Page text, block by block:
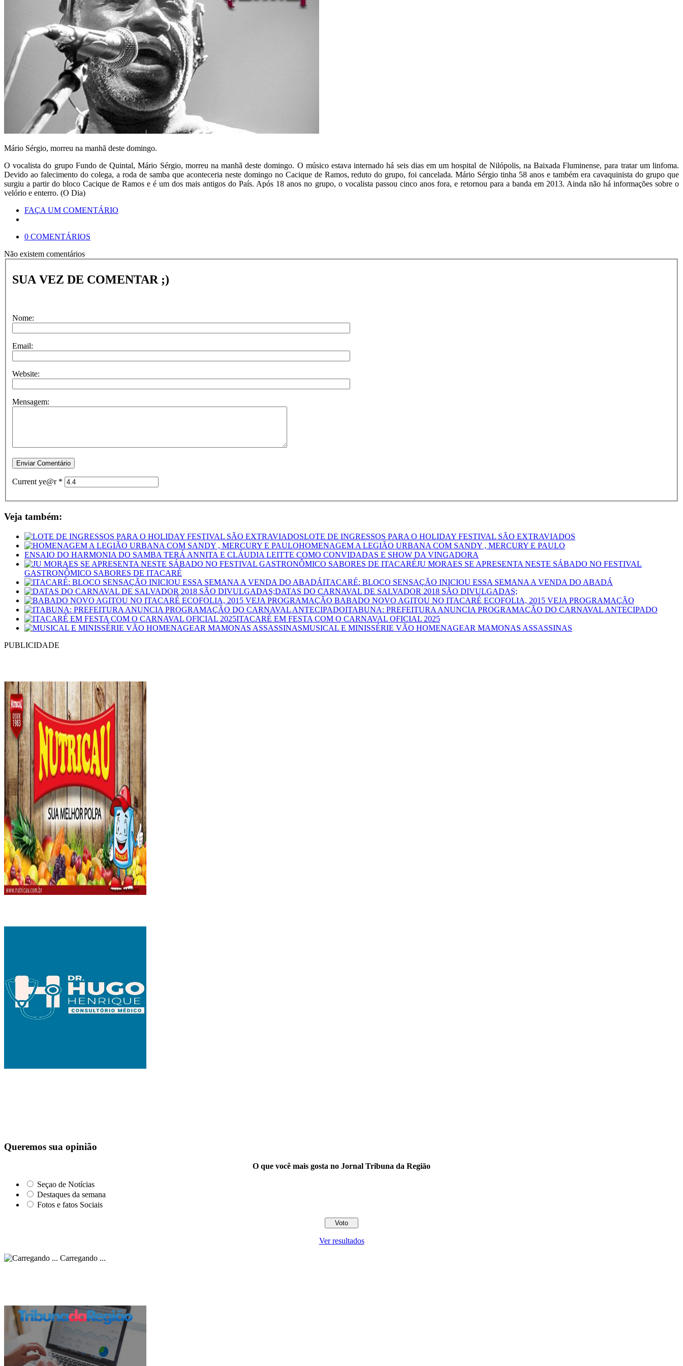
Mário Sérgio, morreu na manhã deste domingo.
O vocalista do grupo Fundo de Quintal, Mário Sérgio, morreu na manhã deste domingo. O músico estava internado há seis dias em um hospital de Nilópolis, na Baixada Fluminense, para tratar um linfoma.
Devido ao falecimento do colega, a roda de samba que aconteceria neste domingo no Cacique de Ramos, reduto do grupo, foi cancelada. Mário Sérgio tinha 58 anos e também era cavaquinista do grupo que
surgiu a partir do bloco Cacique de Ramos e é um dos mais antigos do País. Após 18 anos no grupo, o vocalista passou cinco anos fora, e retornou para a banda em 2013. Ainda não há informações sobre o
velório e enterro. (O Dia)
FAÇA UM COMENTÁRIO
0 COMENTÁRIOS
Não existem comentários
SUA VEZ DE COMENTAR ;)
Nome:
Email:
Website:
Mensagem:
Current ye@r *
Veja também:
LOTE DE INGRESSOS PARA O HOLIDAY FESTIVAL SÃO EXTRAVIADOS
HOMENAGEM A LEGIÃO URBANA COM SANDY , MERCURY E PAULO
ENSAIO DO HARMONIA DO SAMBA TERÁ ANNITA E CLÁUDIA LEITTE COMO CONVIDADAS E SHOW DA VINGADORA
JU MORAES SE APRESENTA NESTE SÁBADO NO FESTIVAL
GASTRONÔMICO SABORES DE ITACARÉ
ITACARÉ: BLOCO SENSAÇÃO INICIOU ESSA SEMANA A VENDA DO ABADÁ
DATAS DO CARNAVAL DE SALVADOR 2018 SÃO DIVULGADAS;
BABADO NOVO AGITOU NO ITACARÉ ECOFOLIA, 2015 VEJA PROGRAMAÇÃO
ITABUNA: PREFEITURA ANUNCIA PROGRAMAÇÃO DO CARNAVAL ANTECIPADO
ITACARÉ EM FESTA COM O CARNAVAL OFICIAL 2025
MUSICAL E MINISSÉRIE VÃO HOMENAGEAR MAMONAS ASSASSINAS
PUBLICIDADE
Queremos sua opinião
O que você mais gosta no Jornal Tribuna da Região
Seçao de Notícias
Destaques da semana
Fotos e fatos Sociais
Ver resultados
Carregando ...